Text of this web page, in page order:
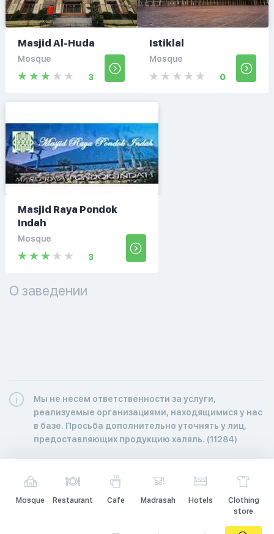
Masjid Al-Huda
Mosque
3
Istiklal
Mosque
0
Masjid Raya Pondok
Indah
Mosque
3
О заведении
Мы не несем ответственности за услуги,
реализуемые организациями, находящимися у нас
в базе. Просьба дополнительно уточнять у лиц,
предоставляющих продукцию халяль. (11284)
Mosque Restaurant Cafe Madrasah Hotels
Clothing
store